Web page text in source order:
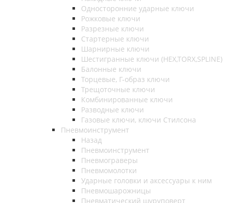
Односторонние ударные ключи
Рожковые ключи
Разрезные ключи
Стартерные ключи
Шарнирные ключи
Шестигранные ключи (HEX,TORX,SPLINE)
Балонные ключи
Торцевые, Г-образ ключи
Трещоточные ключи
Комбинированные ключи
Разводные ключи
Газовые ключи, ключи Стилсона
Пневмоинструмент
Назад
Пневмоинструмент
Пневмограверы
Пневмомолотки
Ударные головки и аксессуары к ним
Пневмошарожницы
Пневматический шуруповерт